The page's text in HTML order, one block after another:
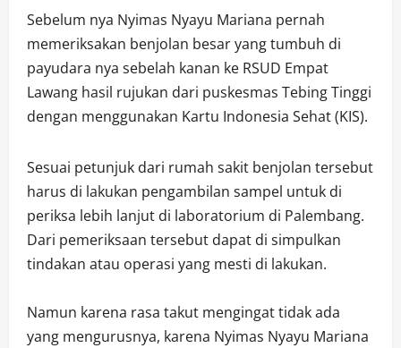
Sebelum nya Nyimas Nyayu Mariana pernah
memeriksakan benjolan besar yang tumbuh di
payudara nya sebelah kanan ke RSUD Empat
Lawang hasil rujukan dari puskesmas Tebing Tinggi
dengan menggunakan Kartu Indonesia Sehat (KIS).
Sesuai petunjuk dari rumah sakit benjolan tersebut
harus di lakukan pengambilan sampel untuk di
periksa lebih lanjut di laboratorium di Palembang.
Dari pemeriksaan tersebut dapat di simpulkan
tindakan atau operasi yang mesti di lakukan.
Namun karena rasa takut mengingat tidak ada
yang mengurusnya, karena Nyimas Nyayu Mariana